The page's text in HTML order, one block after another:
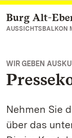
Zum
Burg Alt-
AUSSICHTSBALKON
WIR GEBEN
Nehmen Sie
über das